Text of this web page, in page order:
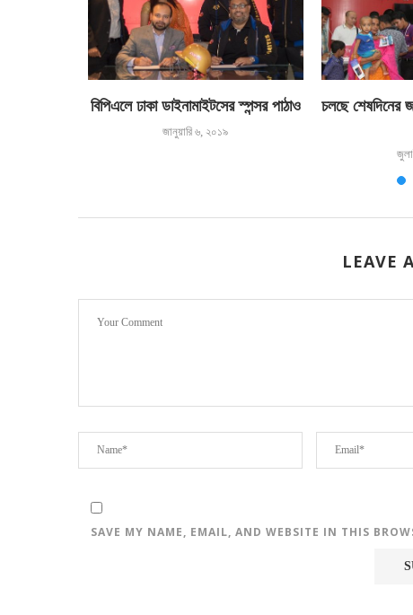
বিপিএলে ঢাকা ডাইনামাইটসের স্পন্সর পাঠাও
জানুয়ারি ৬, ২০১৯
চলছে শেষদিনের
LEAVE
SAVE MY NAME, EMAIL, AND WEBSITE IN THIS